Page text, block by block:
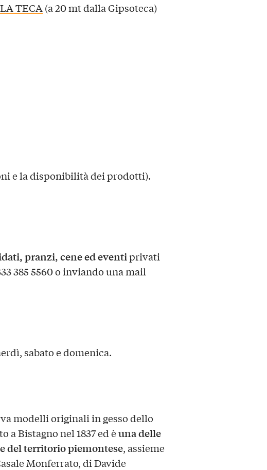
TECA (a 20 mt dalla Gipsoteca)
e la disponibilità dei prodotti).
pranzi, cene ed eventiprivati
385 5560 o inviando una mail
sabato e domenica.
modelli originali in gesso dello
a Bistagno nel 1837 ed èuna delle
del territorio piemontese, assieme
Monferrato, di Davide